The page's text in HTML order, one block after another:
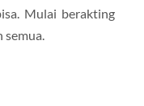
Mulai berakting